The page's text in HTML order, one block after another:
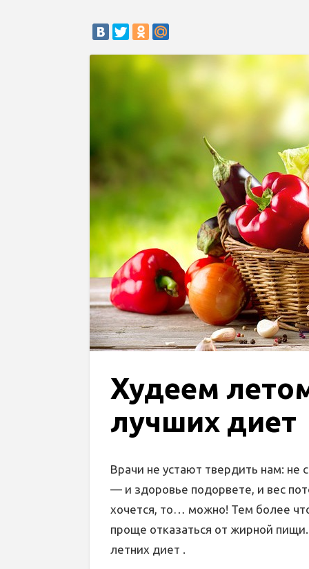
Худеем
лучших диет
Врачи не устают твердить нам: не
— и здоровье подорвете, и вес
хочется, то… можно! Тем более
проще отказаться от жирной
летних диет .